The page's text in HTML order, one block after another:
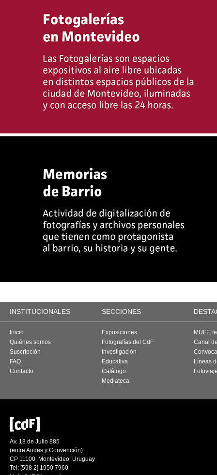
INSTITUCIONALES SECCIONES
Inicio
Quiénes somos
Suscripción
FAQ
Contacto
Exposiciones
Fotografías del CdF
Investigación
Educativa
Catálogo
Mediateca
MUFF,
Canal
Líneas
Av. 18 de Julio 885
(entre Andes y Convención)
CP 11100. Montevideo. Uruguay
Tel: [598 2] 1950 7960